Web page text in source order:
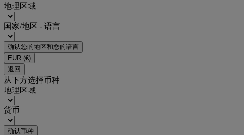
地理区域
国家/地区 - 语言
确认您的地区和您的语言
EUR (€)
返回
从下方选择币种
地理区域
货币
确认币种